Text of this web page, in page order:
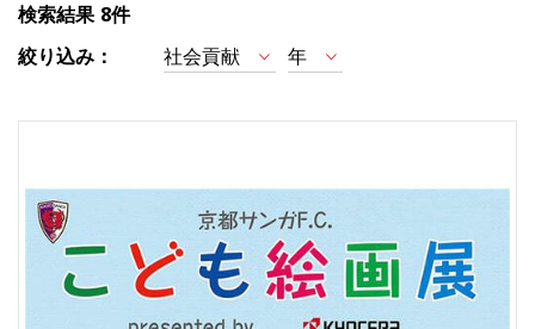
検索結果 8件
絞り込み：
社会貢献 年